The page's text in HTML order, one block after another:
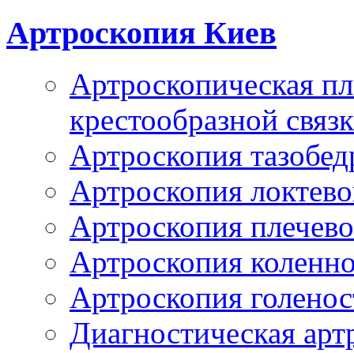
Артроскопия Киев
Артроскопическая
крестообразной
Артроскопия
Артроскопия
Артроскопия
Артроскопия
Артроскопия
Диагностическая